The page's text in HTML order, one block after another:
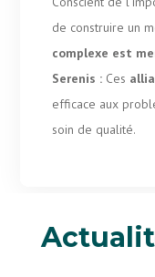
de construire un
complexe est
Serenis : Ces
efficace aux
soin de qualité.